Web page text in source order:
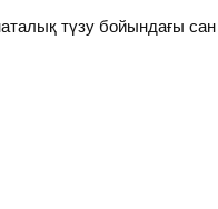
түзу бойындағы